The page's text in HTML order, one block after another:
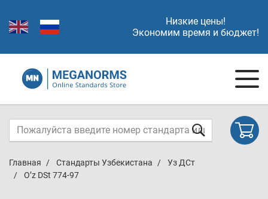
Низкие цены!
Экономим время и бюджет!
Главная Стандарты Узбекистана
Уз ДСт
O’z DSt 774-97